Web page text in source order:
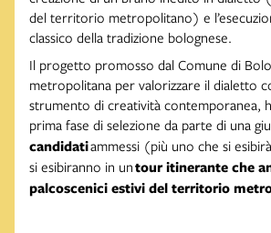
del territorio metropolitano) e
classico della tradizione bolognese.
Il progetto promosso dal Comune di
metropolitana per valorizzare il dialetto
strumento di creatività contemporanea,
prima fase di selezione da parte di una
candidatiammessi (più uno che si
si esibiranno in untour itinerante che
palcoscenici estivi del territorio